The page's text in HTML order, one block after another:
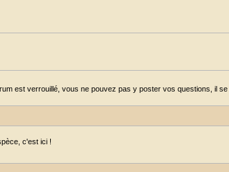
est verrouillé, vous ne pouvez pas y poster vos questions, il se
c'est ici !